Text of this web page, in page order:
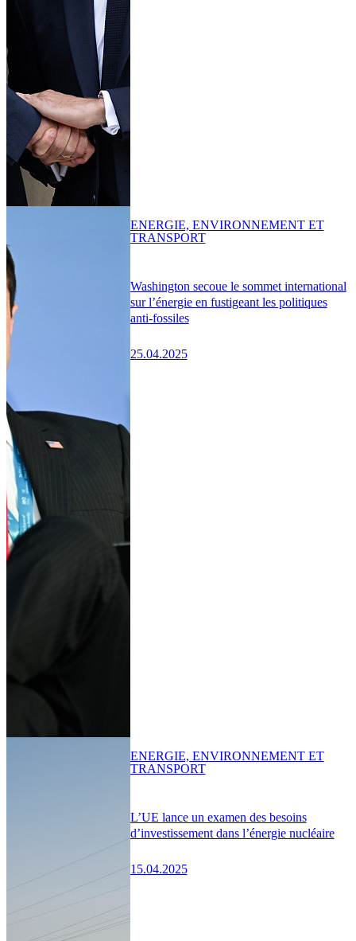
Washington secoue le sommet international
sur l’énergie en fustigeant les politiques
anti-fossiles
25.04.2025
ENERGIE, ENVIRONNEMENT ET
TRANSPORT
L’UE lance un examen des besoins
d’investissement dans l’énergie nucléaire
15.04.2025
ENERGIE, ENVIRONNEMENT ET
TRANSPORT